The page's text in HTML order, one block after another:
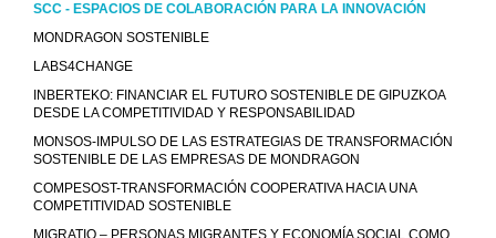
SCC - ESPACIOS DE COLABORACIÓN PARA LA INNOVACIÓN
MONDRAGON SOSTENIBLE
LABS4CHANGE
INBERTEKO: FINANCIAR EL FUTURO SOSTENIBLE DE GIPUZKOA
DESDE LA COMPETITIVIDAD Y RESPONSABILIDAD
MONSOS-IMPULSO DE LAS ESTRATEGIAS DE TRANSFORMACIÓN
SOSTENIBLE DE LAS EMPRESAS DE MONDRAGON
COMPESOST-TRANSFORMACIÓN COOPERATIVA HACIA UNA
COMPETITIVIDAD SOSTENIBLE
MIGRATIO – PERSONAS MIGRANTES Y ECONOMÍA SOCIAL COMO